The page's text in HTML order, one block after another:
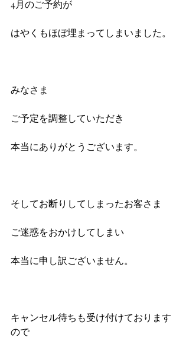
4月のご予約が
はやくもほぼ埋まってしまいました。
みなさま
ご予定を調整していただき
本当にありがとうございます。
そしてお断りしてしまったお客さま
ご迷惑をおかけしてしまい
本当に申し訳ございません。
キャンセル待ちも受け付けております
ので